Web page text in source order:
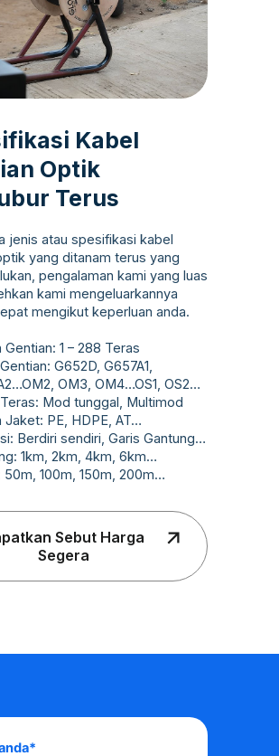
Kabel
Optik
Terus
jenis atau spesifikasi kabel
yang ditanam terus yang
pengalaman kami yang luas
kami mengeluarkannya
mengikut keperluan anda.
Gentian: 1 – 288 Teras
G652D, G657A1,
OM3, OM4…OS1, OS2…
Mod tunggal, Multimod
Jaket: PE, HDPE, AT…
Berdiri sendiri, Garis Gantung…
1km, 2km, 4km, 6km…
50m, 100m, 150m, 200m…
Sebut Harga
Segera